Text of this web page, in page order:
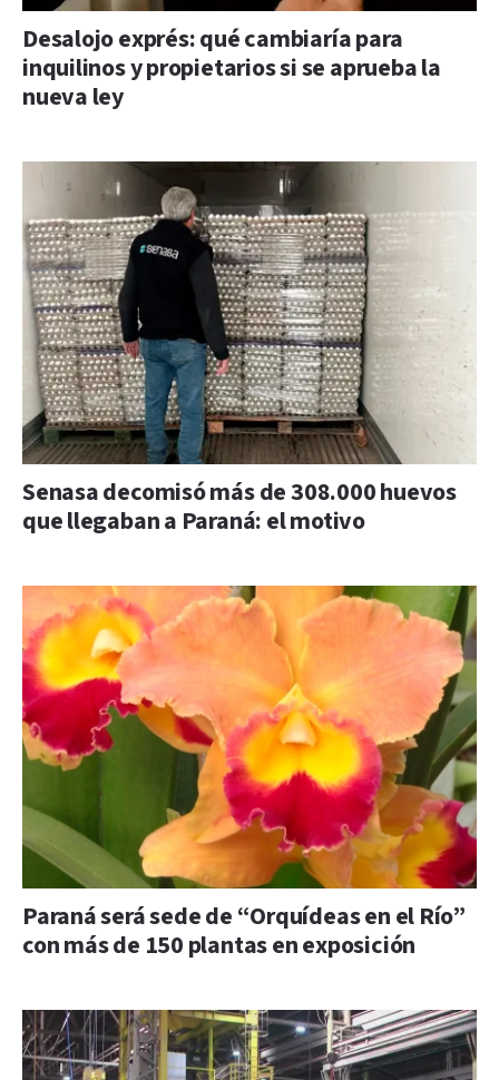
Desalojo exprés: qué cambiaría para
inquilinos y propietarios si se aprueba la
nueva ley
Senasa decomisó más de 308.000 huevos
que llegaban a Paraná: el motivo
Paraná será sede de “Orquídeas en el Río”
con más de 150 plantas en exposición